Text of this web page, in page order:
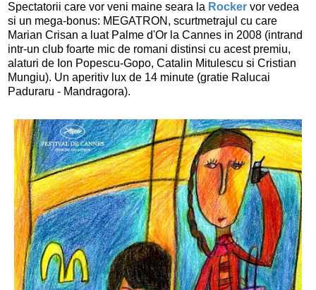
Spectatorii care vor veni maine seara la Rocker vor vedea
si un mega-bonus: MEGATRON, scurtmetrajul cu care
Marian Crisan a luat Palme d'Or la Cannes in 2008 (intrand
intr-un club foarte mic de romani distinsi cu acest premiu,
alaturi de Ion Popescu-Gopo, Catalin Mitulescu si Cristian
Mungiu). Un aperitiv lux de 14 minute (gratie Ralucai
Paduraru - Mandragora).